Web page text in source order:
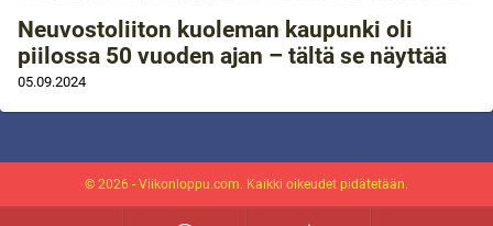
Neuvostoliiton kuoleman kaupunki oli
piilossa 50 vuoden ajan – tältä se näyttää
05.09.2024
© 2026 - Viikonloppu.com. Kaikki oikeudet pidätetään.